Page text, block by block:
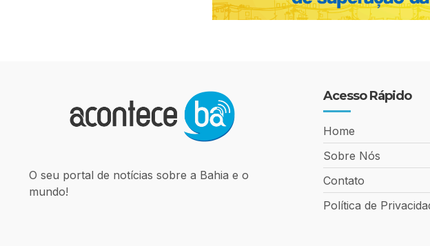
O seu portal de notícias sobre a Bahia e o
mundo!
Acesso Rápido
Home
Sobre Nós
Contato
Política de